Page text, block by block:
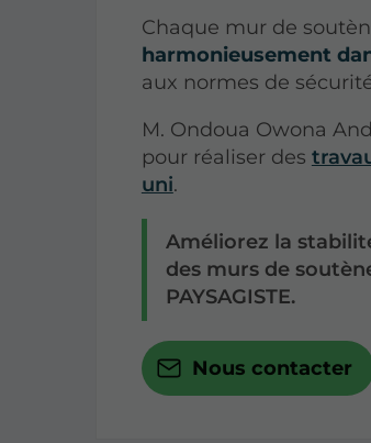
Chaque mur de
harmonieusement
aux normes de
M. Ondoua Owona
pour réaliser des
uni.
Améliorez la
des murs de
PAYSAGISTE.
Nous contacter